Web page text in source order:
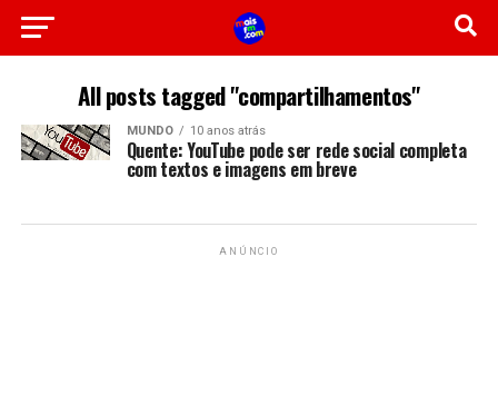
All posts tagged "compartilhamentos"
MUNDO 10 anos atrás
Quente: YouTube pode ser rede social completa
com textos e imagens em breve
ANÚNCIO